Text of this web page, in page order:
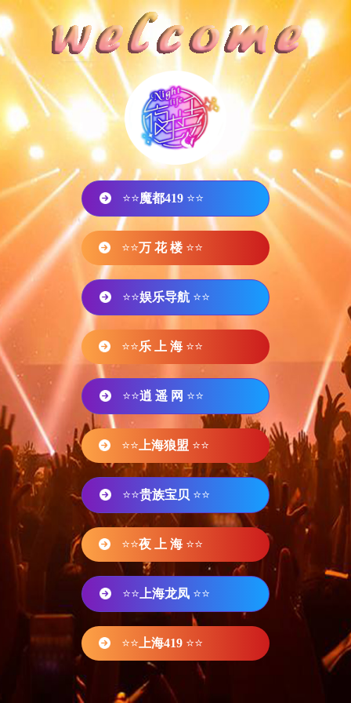
⭐⭐魔都419 ⭐⭐
⭐⭐万 花 楼 ⭐⭐
⭐⭐娱乐导航 ⭐⭐
⭐⭐乐 上 海 ⭐⭐
⭐⭐逍 遥 网 ⭐⭐
⭐⭐ 上海狼盟 ⭐⭐
⭐⭐贵族宝贝 ⭐⭐
⭐⭐夜 上 海 ⭐⭐
⭐⭐ 上海龙凤 ⭐⭐
⭐⭐ 上海419 ⭐⭐